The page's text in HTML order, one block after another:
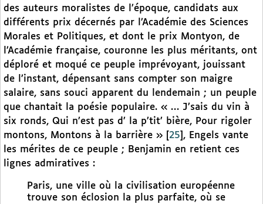
des auteurs moralistes de l’époque, candidats aux
différents prix décernés par l’Académie des Sciences
Morales et Politiques, et dont le prix Montyon, de
l’Académie française, couronne les plus méritants, ont
déploré et moqué ce peuple imprévoyant, jouissant
de l’instant, dépensant sans compter son maigre
salaire, sans souci apparent du lendemain ; un peuple
que chantait la poésie populaire. « … J’sais du vin à
six ronds, Qui n’est pas d’ la p’tit’ bière, Pour rigoler
montons, Montons à la barrière »
25 , Engels vante
les mérites de ce peuple ; Benjamin en retient ces
lignes admiratives :
Paris, une ville où la civilisation européenne
trouve son éclosion la plus parfaite, où se